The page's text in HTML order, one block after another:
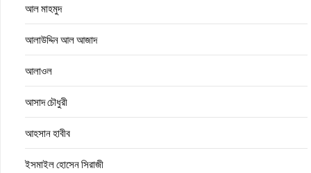
আল মাহমুদ
আলাউদ্দিন আল আজাদ
আলাওল
আসাদ চৌধুরী
আহসান হাবীব
ইসমাইল হোসেন সিরাজী